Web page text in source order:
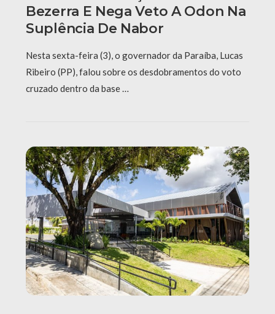
Bezerra E Nega Veto A Odon Na
Suplência De Nabor
Nesta sexta-feira (3), o governador da Paraíba, Lucas
Ribeiro (PP), falou sobre os desdobramentos do voto
cruzado dentro da base …